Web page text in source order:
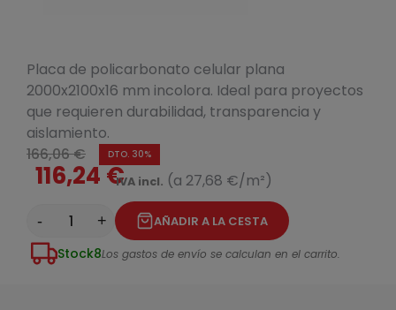
Placa de policarbonato celular plana
2000x2100x16 mm incolora. Ideal para proyectos
que requieren durabilidad, transparencia y
aislamiento.
166,06 €
DTO. 30%
116,24 €IVA incl. (a 27,68 €/m²)
- + AÑADIR A LA CESTA
Stock8Los gastos de envío se calculan en el carrito.